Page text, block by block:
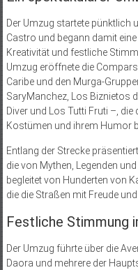
Der Umzug startete pünktlich
Castro und begann damit
Kreativität und festliche
Umzug eröffnete die
Caribe und den Murga-
SaryManchez, Los Biznietos
Diver und Los Tutti Fruti –,
Kostümen und ihrem Humor
Entlang der Strecke
die von Mythen, Legenden
begleitet von Hunderten von
die die Straßen mit Freude
Festliche Stimmung
Der Umzug führte über die
Daora und mehrere der